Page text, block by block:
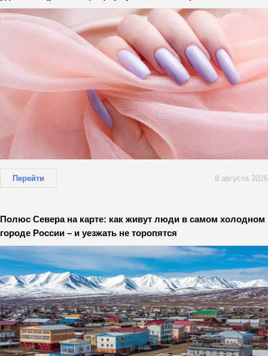
Перейти 8 августа 2026
Полюс Севера на карте: как живут люди в самом холодном
городе России – и уезжать не торопятся